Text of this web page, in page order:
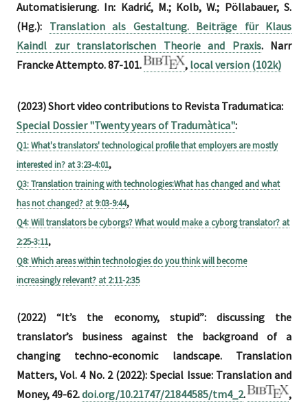
Automatisierung. In: Kadrić, M.; Kolb, W.; Pöllabauer, S.
(Hg.): Translation als Gestaltung. Beiträge für Klaus
Kaindl zur translatorischen Theorie and Praxis. Narr
Francke Attempto. 87-101.
, local version (102k)
(2023) Short video contributions to Revista Tradumatica:
Special Dossier "Twenty years of Tradumàtica":
Q1: What's translators' technological profile that employers are mostly
interested in? at 3:23-4:01,
Q3: Translation training with technologies:What has changed and what
has not changed? at 9:03-9:44,
Q4: Will translators be cyborgs? What would make a cyborg translator? at
2:25-3:11,
Q8: Which areas within technologies do you think will become
increasingly relevant? at 2:11-2:35
(2022) “It’s the economy, stupid”: discussing the
translator’s business against the backgroand of a
changing techno-economic landscape. Translation
Matters, Vol. 4 No. 2 (2022): Special Issue: Translation and
Money, 49-62.doi.org/10.21747/21844585/tm4_2.
,